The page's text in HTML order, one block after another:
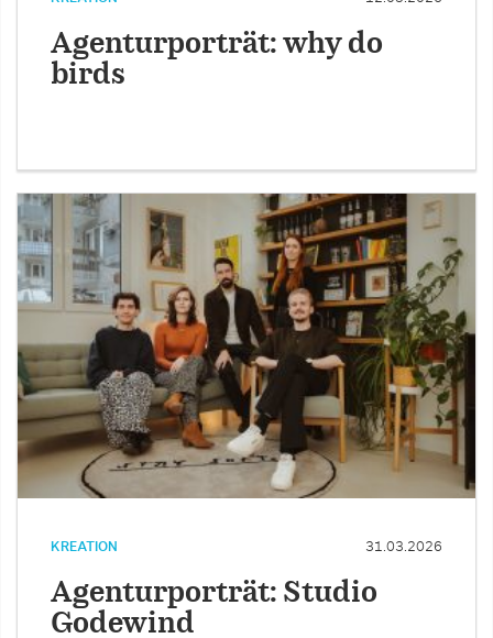
Agenturporträt: why do
birds
KREATION 31.03.2026
Agenturporträt: Studio
Godewind